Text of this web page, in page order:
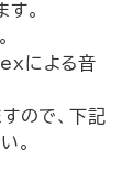
。
による音
ので、下記
。